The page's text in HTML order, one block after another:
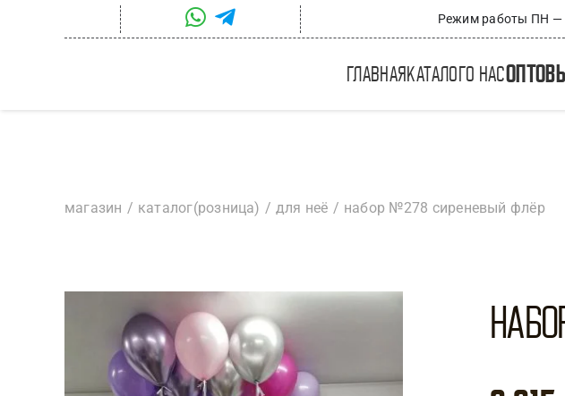
Режим работы ПН —
главная каталого нас
магазин каталог(розница) для неё набор №278 сиреневый флёр